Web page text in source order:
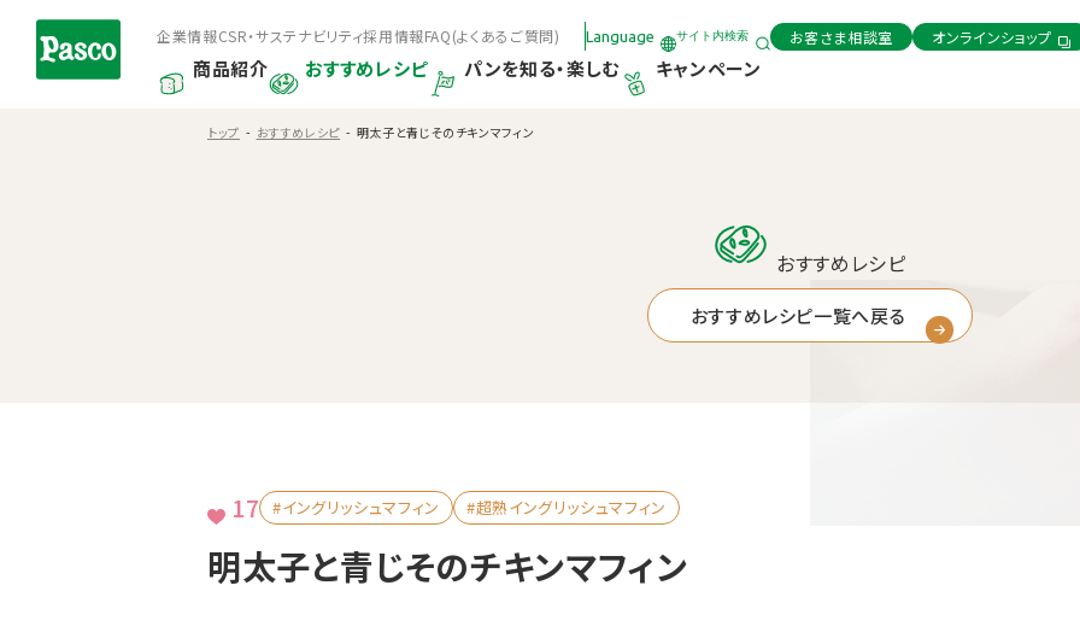
商品紹介 おすすめレシピ パンを知る・楽しむ キャンペーン
サイト内検索
Language
企業情報CSR・サステナビリティ採用情報FAQ(よくあるご質問) お客さま相談室 オンラインショップ
トップ おすすめレシピ 明太子と青じそのチキンマフィン
おすすめレシピ
おすすめレシピ一覧へ戻る
明太子と青じそのチキンマフィン
17 #イングリッシュマフィン #超熟イングリッシュマフィン